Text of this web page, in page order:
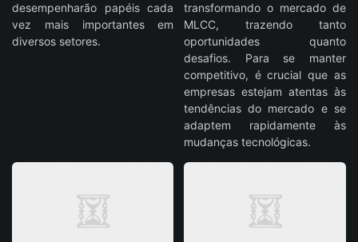
desempenharão papéis cada
vez mais importantes em
diversos setores.
transformando o mercado de
MLCC, trazendo tanto
oportunidades quanto
desafios. Para se manter
competitivo, é crucial que as
empresas estejam atentas às
tendências do mercado e se
adaptem rapidamente às
mudanças tecnológicas.